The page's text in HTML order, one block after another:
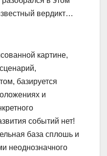
вердикт…
картине,
базируется
и
событий нет!
база сплошь и
неоднозначного